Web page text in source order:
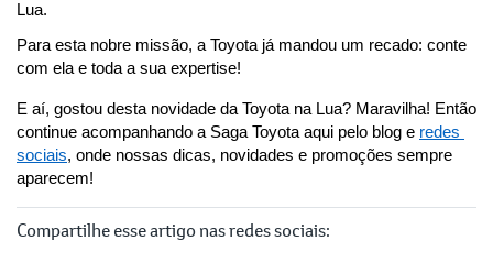
Lua.
Para esta nobre missão, a Toyota já mandou um recado: conte
com ela e toda a sua expertise!
E aí, gostou desta novidade da Toyota na Lua? Maravilha! Então
continue acompanhando a Saga Toyota aqui pelo blog e redes
sociais, onde nossas dicas, novidades e promoções sempre
aparecem!
Compartilhe esse artigo nas redes sociais: